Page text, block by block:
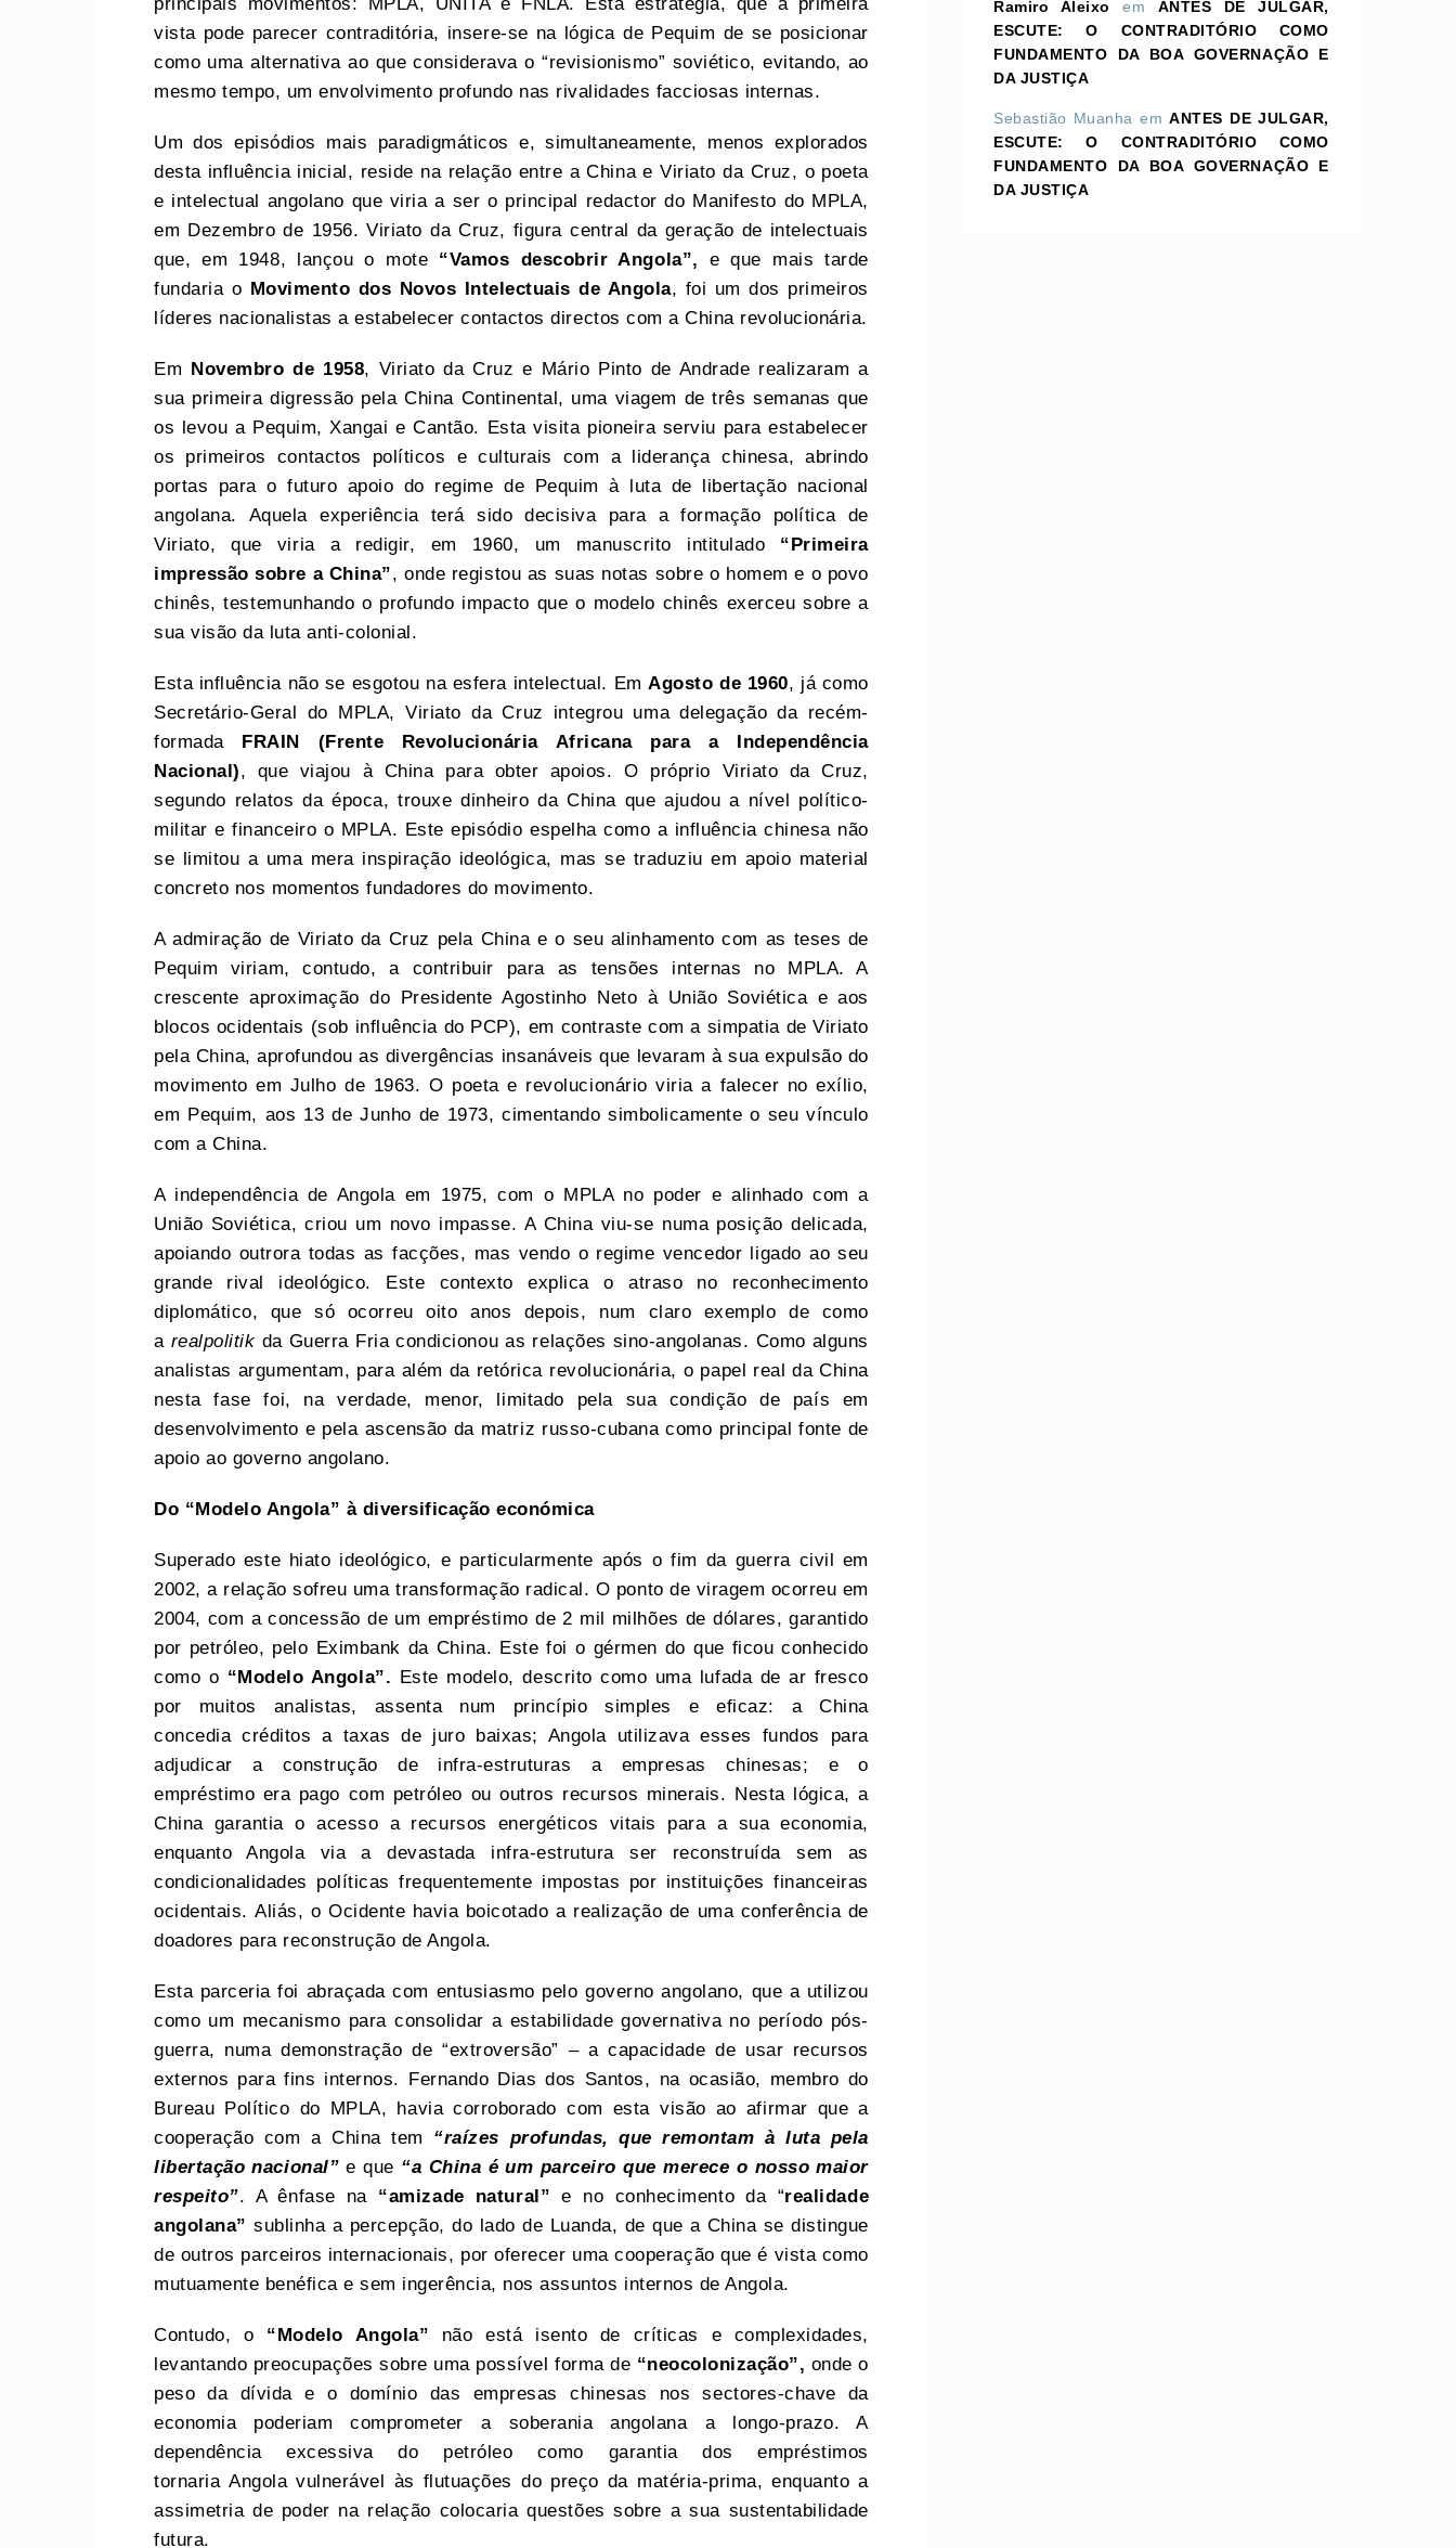
vista pode parecer contraditória, insere-se na lógica de Pequim de se posicionar
como uma alternativa ao que considerava o “revisionismo” soviético, evitando, ao
mesmo tempo, um envolvimento profundo nas rivalidades facciosas internas.
Um dos episódios mais paradigmáticos e, simultaneamente, menos explorados
desta influência inicial, reside na relação entre a China e Viriato da Cruz, o poeta
e intelectual angolano que viria a ser o principal redactor do Manifesto do MPLA,
em Dezembro de 1956. Viriato da Cruz, figura central da geração de intelectuais
que, em 1948, lançou o mote “Vamos descobrir Angola”, e que mais tarde
fundaria o Movimento dos Novos Intelectuais de Angola, foi um dos primeiros
líderes nacionalistas a estabelecer contactos directos com a China revolucionária.
Em Novembro de 1958, Viriato da Cruz e Mário Pinto de Andrade realizaram a
sua primeira digressão pela China Continental, uma viagem de três semanas que
os levou a Pequim, Xangai e Cantão. Esta visita pioneira serviu para estabelecer
os primeiros contactos políticos e culturais com a liderança chinesa, abrindo
portas para o futuro apoio do regime de Pequim à luta de libertação nacional
angolana. Aquela experiência terá sido decisiva para a formação política de
Viriato, que viria a redigir, em 1960, um manuscrito intitulado “Primeira
impressão sobre a China”, onde registou as suas notas sobre o homem e o povo
chinês, testemunhando o profundo impacto que o modelo chinês exerceu sobre a
sua visão da luta anti-colonial.
Esta influência não se esgotou na esfera intelectual. Em Agosto de 1960, já como
Secretário-Geral do MPLA, Viriato da Cruz integrou uma delegação da recém-
formada FRAIN (Frente Revolucionária Africana para a Independência
Nacional), que viajou à China para obter apoios. O próprio Viriato da Cruz,
segundo relatos da época, trouxe dinheiro da China que ajudou a nível político-
militar e financeiro o MPLA. Este episódio espelha como a influência chinesa não
se limitou a uma mera inspiração ideológica, mas se traduziu em apoio material
concreto nos momentos fundadores do movimento.
A admiração de Viriato da Cruz pela China e o seu alinhamento com as teses de
Pequim viriam, contudo, a contribuir para as tensões internas no MPLA. A
crescente aproximação do Presidente Agostinho Neto à União Soviética e aos
blocos ocidentais (sob influência do PCP), em contraste com a simpatia de Viriato
pela China, aprofundou as divergências insanáveis que levaram à sua expulsão do
movimento em Julho de 1963. O poeta e revolucionário viria a falecer no exílio,
em Pequim, aos 13 de Junho de 1973, cimentando simbolicamente o seu vínculo
com a China.
A independência de Angola em 1975, com o MPLA no poder e alinhado com a
União Soviética, criou um novo impasse. A China viu-se numa posição delicada,
apoiando outrora todas as facções, mas vendo o regime vencedor ligado ao seu
grande rival ideológico. Este contexto explica o atraso no reconhecimento
diplomático, que só ocorreu oito anos depois, num claro exemplo de como
a realpolitik da Guerra Fria condicionou as relações sino-angolanas. Como alguns
analistas argumentam, para além da retórica revolucionária, o papel real da China
nesta fase foi, na verdade, menor, limitado pela sua condição de país em
desenvolvimento e pela ascensão da matriz russo-cubana como principal fonte de
apoio ao governo angolano.
Do “Modelo Angola” à diversificaçãoeconómica
Superado este hiato ideológico, e particularmente após o fim da guerra civil em
2002, a relação sofreu uma transformação radical. O ponto de viragem ocorreu em
2004, com a concessão de um empréstimo de 2 mil milhões de dólares, garantido
por petróleo, pelo Eximbank da China. Este foi o gérmen do que ficou conhecido
como o “Modelo Angola”. Este modelo, descrito como uma lufada de ar fresco
por muitos analistas, assenta num princípio simples e eficaz: a China
concedia créditos a taxas de juro baixas; Angola utilizava esses fundos para
adjudicar a construção de infra-estruturas a empresas chinesas; e o
empréstimo era pago com petróleo ou outros recursos minerais. Nesta lógica, a
China garantia o acesso a recursos energéticos vitais para a sua economia,
enquanto Angola via a devastada infra-estrutura ser reconstruída sem as
condicionalidades políticas frequentemente impostas por instituições financeiras
ocidentais. Aliás, o Ocidente havia boicotado a realização de uma conferência de
doadores para reconstrução de Angola.
Esta parceria foi abraçada com entusiasmo pelo governo angolano, que a utilizou
como um mecanismo para consolidar a estabilidade governativa no período pós-
guerra, numa demonstração de “extroversão” – a capacidade de usar recursos
externos para fins internos. Fernando Dias dos Santos, na ocasião, membro do
Bureau Político do MPLA, havia corroborado com esta visão ao afirmar que a
cooperação com a China tem “raízes profundas, que remontam à luta pela
libertação nacional” e que “a China é um parceiro que merece o nosso maior
respeito”. A ênfase na “amizade natural” e no conhecimento da “realidade
angolana” sublinha a percepção, do lado de Luanda, de que a China se distingue
de outros parceiros internacionais, por oferecer uma cooperação que é vista como
mutuamente benéfica e sem ingerência, nos assuntos internos de Angola.
Contudo, o “Modelo Angola” não está isento de críticas e complexidades,
levantando preocupações sobre uma possível forma de “neocolonização”, onde o
peso da dívida e o domínio das empresas chinesas nos sectores-chave da
economia poderiam comprometer a soberania angolana a longo-prazo. A
dependência excessiva do petróleo como garantia dos empréstimos
tornaria Angola vulnerável às flutuações do preço da matéria-prima, enquanto a
assimetria de poder na relação colocaria questões sobre a sua sustentabilidade
futura.
Ramiro Aleixo em ANTES DE JULGAR,
ESCUTE: O CONTRADITÓRIO COMO
FUNDAMENTO DA BOA GOVERNAÇÃO E
DA JUSTIÇA
Sebastião Muanha emANTES DE JULGAR,
ESCUTE: O CONTRADITÓRIO COMO
FUNDAMENTO DA BOA GOVERNAÇÃO E
DA JUSTIÇA